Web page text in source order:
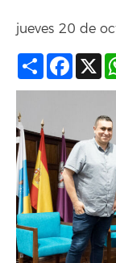
jueves 20 de
CompartirX